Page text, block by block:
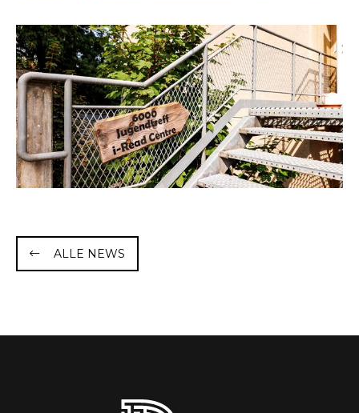
ALLE NEWS